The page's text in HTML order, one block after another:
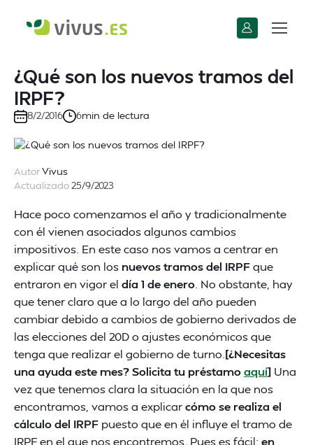
¿Qué son los nuevos tramos del
IRPF?
8/2/2016 6min de lectura
AutorVivus
Actualizado25/9/2023
Hace poco comenzamos el año y tradicionalmente
con él vienen asociados algunos cambios
impositivos. En este caso nos vamos a centrar en
explicar qué son los nuevos tramos del IRPFque
entraron en vigor el día 1 de enero . No obstante, hay
que tener claro que a lo largo del año pueden
cambiar debido a cambios de gobierno derivados de
las elecciones del 20D o ajustes económicos que
tenga que realizar el gobierno de turno. [¿Necesitas
una ayuda este mes? Solicita tu préstamoaquí] Una
vez que tenemos clara la situación en la que nos
encontramos, vamos a explicarcómo se realiza el
cálculo del IRPF puesto que en él influye el tramo de
IRPF en el que nos encontremos. Pues es fácil: en